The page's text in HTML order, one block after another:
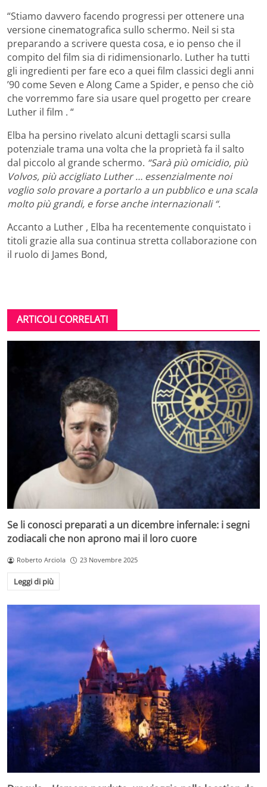
“Stiamo davvero facendo progressi per ottenere una
versione cinematografica sullo schermo. Neil si sta
preparando a scrivere questa cosa, e io penso che il
compito del film sia di ridimensionarlo. Luther ha tutti
gli ingredienti per fare eco a quei film classici degli anni
’90 come Seven e Along Came a Spider, e penso che ciò
che vorremmo fare sia usare quel progetto per creare
Luther il film . “
Elba ha persino rivelato alcuni dettagli scarsi sulla
potenziale trama una volta che la proprietà fa il salto
dal piccolo al grande schermo. “Sarà più omicidio, più
Volvos, più accigliato Luther … essenzialmente noi
voglio solo provare a portarlo a un pubblico e una scala
molto più grandi, e forse anche internazionali “.
Accanto a Luther , Elba ha recentemente conquistato i
titoli grazie alla sua continua stretta collaborazione con
il ruolo di James Bond,
ARTICOLI CORRELATI
Se li conosci preparati a un dicembre infernale: i segni
zodiacali che non aprono mai il loro cuore
Roberto Arciola 23 Novembre 2025
Leggi di più